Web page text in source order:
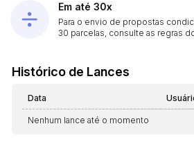
Em até 30x
Para o envio de propostas
30 parcelas, consulte as regras
Histórico de Lances
Data
Nenhum lance até o momento